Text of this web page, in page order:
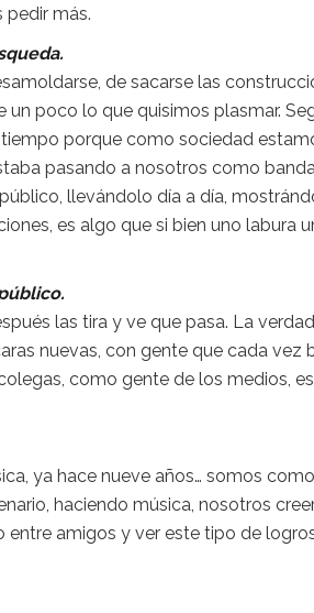
más.
de sacarse las
poco lo que quisimos plasmar.
porque como sociedad
pasando a nosotros como
llevándolo día a día,
es algo que si bien uno labura
las tira y ve que pasa. La
nuevas, con gente que cada vez
como gente de los medios,
ya hace nueve años… somos
haciendo música, nosotros
entre amigos y ver este tipo de